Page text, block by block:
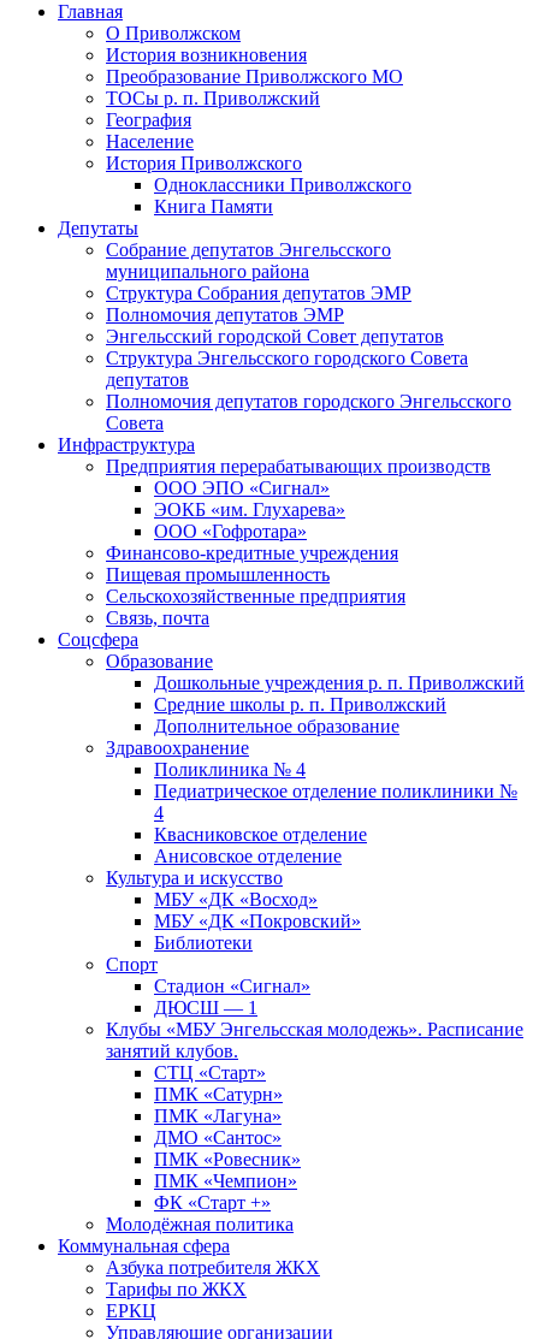
Главная
О Приволжском
История возникновения
Преобразование Приволжского МО
ТОСы р. п. Приволжский
География
Население
История Приволжского
Одноклассники Приволжского
Книга Памяти
Депутаты
Собрание депутатов Энгельсского
муниципального района
Структура Собрания депутатов ЭМР
Полномочия депутатов ЭМР
Энгельсский городской Совет депутатов
Структура Энгельсского городского Совета
депутатов
Полномочия депутатов городского Энгельсского
Совета
Инфраструктура
Предприятия перерабатывающих производств
ООО ЭПО «Сигнал»
ЭОКБ «им. Глухарева»
ООО «Гофротара»
Финансово-кредитные учреждения
Пищевая промышленность
Сельскохозяйственные предприятия
Связь, почта
Соцсфера
Образование
Дошкольные учреждения р. п. Приволжский
Средние школы р. п. Приволжский
Дополнительное образование
Здравоохранение
Поликлиника № 4
Педиатрическое отделение поликлиники №
4
Квасниковское отделение
Анисовское отделение
Культура и искусство
МБУ «ДК «Восход»
МБУ «ДК «Покровский»
Библиотеки
Спорт
Стадион «Сигнал»
ДЮСШ — 1
Клубы «МБУ Энгельсская молодежь». Расписание
занятий клубов.
СТЦ «Старт»
ПМК «Сатурн»
ПМК «Лагуна»
ДМО «Сантос»
ПМК «Ровесник»
ПМК «Чемпион»
ФК «Старт +»
Молодёжная политика
Коммунальная сфера
Азбука потребителя ЖКХ
Тарифы по ЖКХ
ЕРКЦ
Управляющие организации